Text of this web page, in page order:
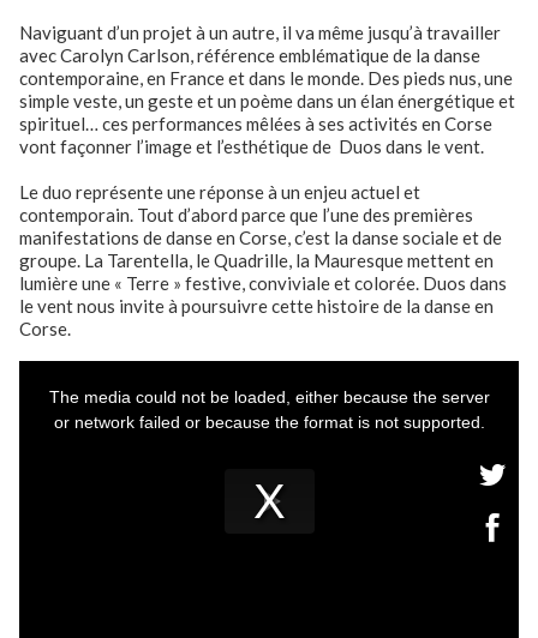
Naviguant d’un projet à un autre, il va même jusqu’à travailler
avec Carolyn Carlson, référence emblématique de la danse
contemporaine, en France et dans le monde. Des pieds nus, une
simple veste, un geste et un poème dans un élan énergétique et
spirituel… ces performances mêlées à ses activités en Corse
vont façonner l’image et l’esthétique de Duos dans le vent.
Le duo représente une réponse à un enjeu actuel et
contemporain. Tout d’abord parce que l’une des premières
manifestations de danse en Corse, c’est la danse sociale et de
groupe. La Tarentella, le Quadrille, la Mauresque mettent en
lumière une « Terre » festive, conviviale et colorée. Duos dans
le vent nous invite à poursuivre cette histoire de la danse en
Corse.